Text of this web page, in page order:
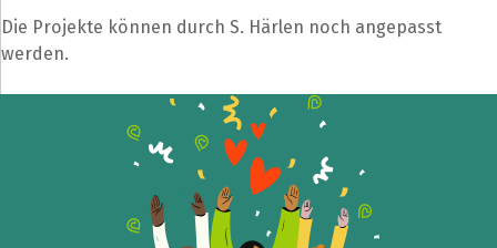
Die Projekte können durch S. Härlen noch angepasst
werden.